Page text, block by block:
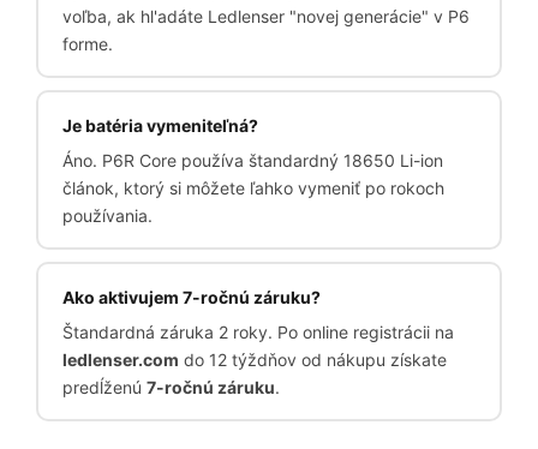
voľba, ak hl'adáte Ledlenser "novej generácie" v P6
forme.
Je batéria vymeniteľná?
Áno. P6R Core používa štandardný 18650 Li-ion
článok, ktorý si môžete ľahko vymeniť po rokoch
používania.
Ako aktivujem 7-ročnú záruku?
Štandardná záruka 2 roky. Po online registrácii na
ledlenser.com do 12 týždňov od nákupu získate
predĺženú 7-ročnú záruku.